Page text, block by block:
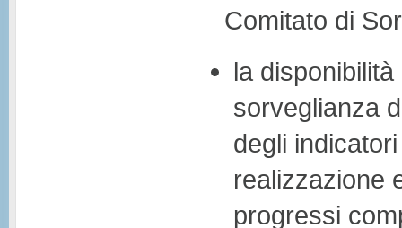
Comitato di
la
sorveglianza
degli
realizzazione
progressi